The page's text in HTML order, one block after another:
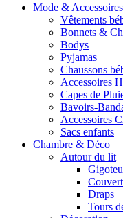
Mode & Accessoires
Vêtements
Bonnets &
Bodys
Pyjamas
Chaussons
Accessoires
Capes de
Bavoirs-
Accessoires
Sacs enfants
Chambre & Déco
Autour du lit
Draps
Tours